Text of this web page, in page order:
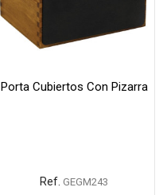
Porta Cubiertos Con Pizarra
Ref. GEGM243